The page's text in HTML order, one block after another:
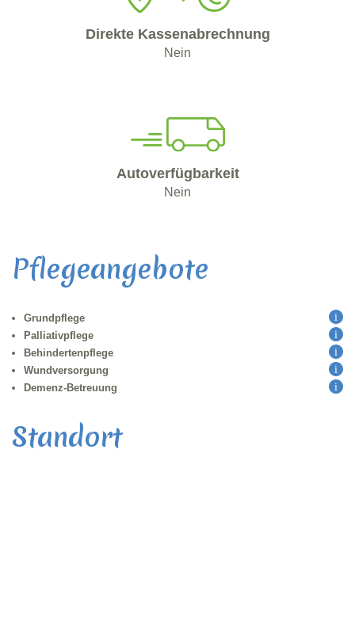
Direkte Kassenabrechnung
Nein
Autoverfügbarkeit
Nein
Pflegeangebote
Grundpflege
Palliativpflege
Behindertenpflege
Wundversorgung
Demenz-Betreuung
Standort